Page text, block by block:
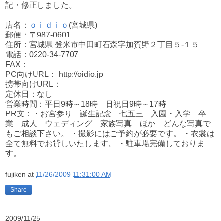
記・修正しました。
店名： ｏｉｄｉｏ (宮城県)
郵便：〒987-0601
住所：宮城県 登米市中田町石森字加賀野２丁目５-１５
電話：0220-34-7707
FAX：
PC向けURL： http://oidio.jp
携帯向けURL：
定休日：なし
営業時間：平日9時～18時 日祝日9時～17時
PR文：・お宮参り 誕生記念 七五三 入園・入学 卒
業 成人 ウェディング 家族写真 ほか どんな写真で
もご相談下さい。 ・撮影にはご予約が必要です。 ・衣裳は
全て無料でお貸しいたします。 ・駐車場完備しておりま
す。
fujiken at 11/26/2009 11:31:00 AM
Share
2009/11/25